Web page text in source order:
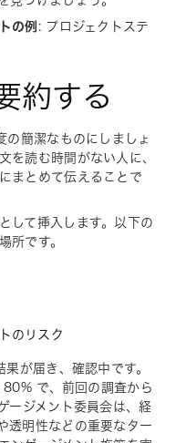
の例 : プロジェクトステ
約する
簡潔なものにしましょ
を読む時間がない人に、
まとめて伝えることで
して挿入します。以下の
所です。
のリスク
果が届き、確認中です。
で、前回の調査から
ージメント委員会は、経
透明性などの重要なター